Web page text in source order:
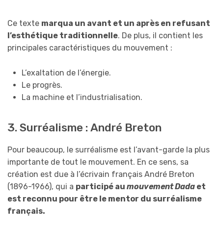
Ce texte marqua un avant et un après en refusant
l’esthétique traditionnelle. De plus, il contient les
principales caractéristiques du mouvement :
L’exaltation de l’énergie.
Le progrès.
La machine et l’industrialisation.
3. Surréalisme : André Breton
Pour beaucoup, le surréalisme est l’avant-garde la plus
importante de tout le mouvement. En ce sens, sa
création est due à l’écrivain français André Breton
(1896-1966), qui a participé au mouvement Dada et
est reconnu pour être le mentor du surréalisme
français.